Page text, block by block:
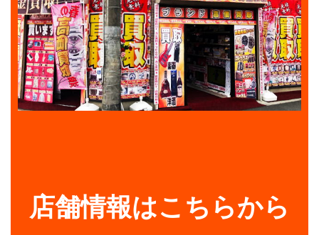
店舗情報はこちらから